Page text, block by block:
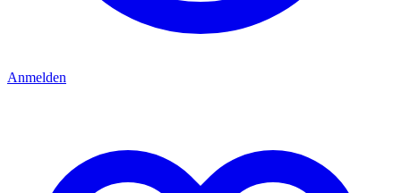
Anmelden